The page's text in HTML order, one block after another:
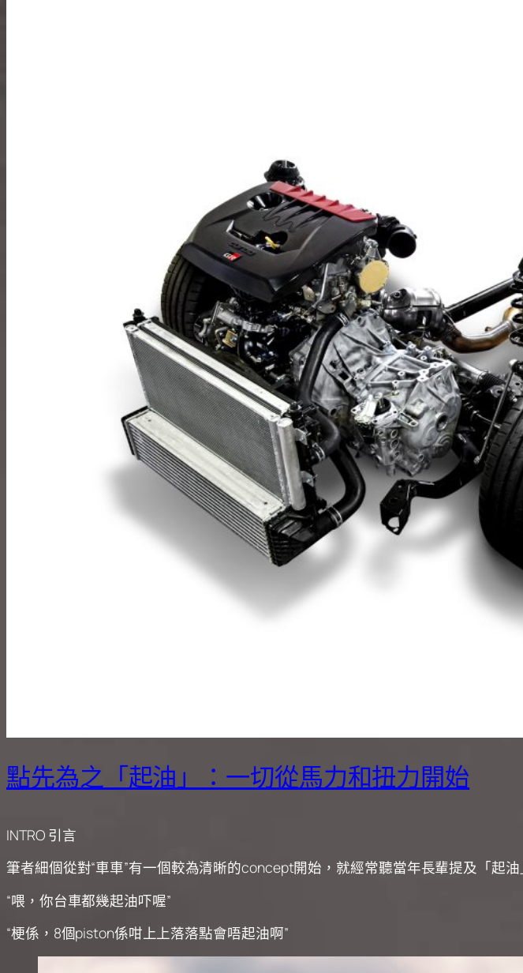
點先為之「起油」：一切從馬力和扭力開始
INTRO 引言
筆者細個從對“車車”有一個較為清晰的concept開始，就經常聽當年長輩提及「起油
“喂，你台車都幾起油吓喔”
“梗係，8個piston係咁上上落落點會唔起油啊”